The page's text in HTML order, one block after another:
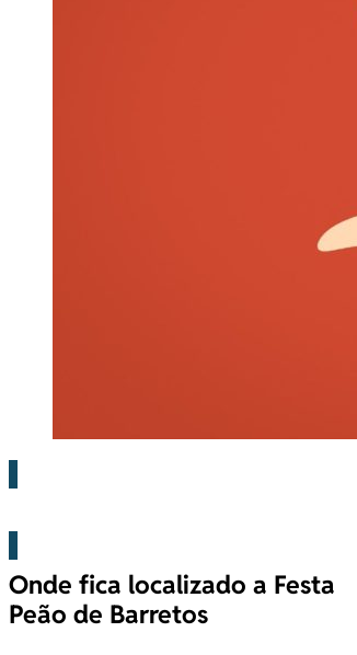
Onde fica localizado a Festa
Peão de Barretos